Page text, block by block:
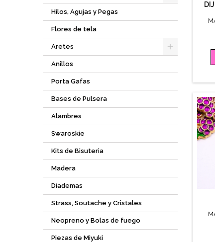
Hilos, Agujas y Pegas
Flores de tela
Aretes
Anillos
Porta Gafas
Bases de Pulsera
Alambres
Swaroskie
Kits de Bisuteria
Madera
Diademas
Strass, Soutache y Cristales
Neopreno y Bolas de fuego
Piezas de Miyuki